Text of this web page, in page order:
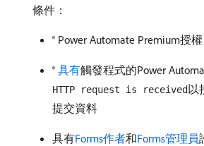
條件：
® Power Automate Premium授權
® 具有觸發程式的Power
HTTP request is received以
提交資料
具有Forms作者和Forms管理員